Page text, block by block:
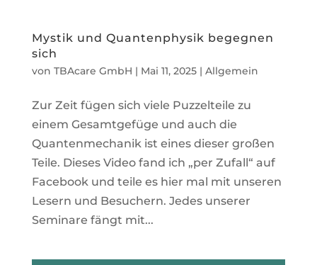
Mystik und Quantenphysik begegnen
sich
von TBAcare GmbH | Mai 11, 2025| Allgemein
Zur Zeit fügen sich viele Puzzelteile zu
einem Gesamtgefüge und auch die
Quantenmechanik ist eines dieser großen
Teile. Dieses Video fand ich „per Zufall“ auf
Facebook und teile es hier mal mit unseren
Lesern und Besuchern. Jedes unserer
Seminare fängt mit...